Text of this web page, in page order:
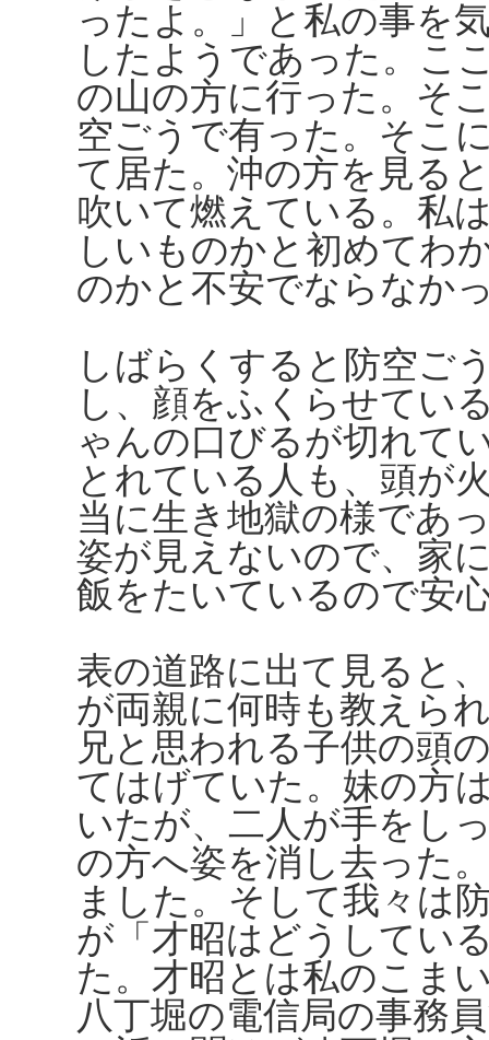
ったよ。」と私の事を
したようであった。こ
の山の方に行った。そ
空ごうで有った。そこ
て居た。沖の方を見る
吹いて燃えている。私
しいものかと初めてわ
のかと不安でならなか
しばらくすると防空ご
し、顔をふくらせてい
ゃんの口びるが切れて
とれている人も、頭が
当に生き地獄の様であ
姿が見えないので、家
飯をたいているので安
表の道路に出て見ると
が両親に何時も教えら
兄と思われる子供の頭
てはげていた。妹の方
いたが、二人が手をし
の方へ姿を消し去った
ました。そして我々は
が「才昭はどうしてい
た。才昭とは私のこま
八丁堀の電信局の事務